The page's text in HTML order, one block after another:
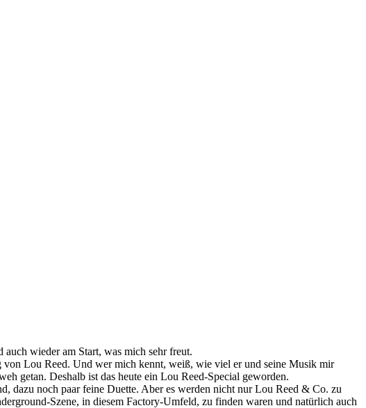
wieder am Start, was mich sehr freut.
Lou Reed. Und wer mich kennt, weiß, wie viel er und seine Musik mir
getan. Deshalb ist das heute ein Lou Reed-Special geworden.
dazu noch paar feine Duette. Aber es werden nicht nur Lou Reed & Co. zu
Szene, in diesem Factory-Umfeld, zu finden waren und natürlich auch